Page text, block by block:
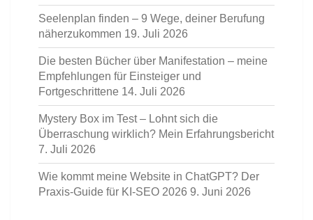
Seelenplan finden – 9 Wege, deiner Berufung
näherzukommen 19. Juli 2026
Die besten Bücher über Manifestation – meine
Empfehlungen für Einsteiger und
Fortgeschrittene 14. Juli 2026
Mystery Box im Test – Lohnt sich die
Überraschung wirklich? Mein Erfahrungsbericht
7. Juli 2026
Wie kommt meine Website in ChatGPT? Der
Praxis-Guide für KI-SEO 2026 9. Juni 2026